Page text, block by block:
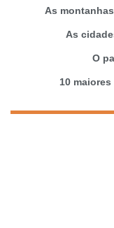
As
As
O
10